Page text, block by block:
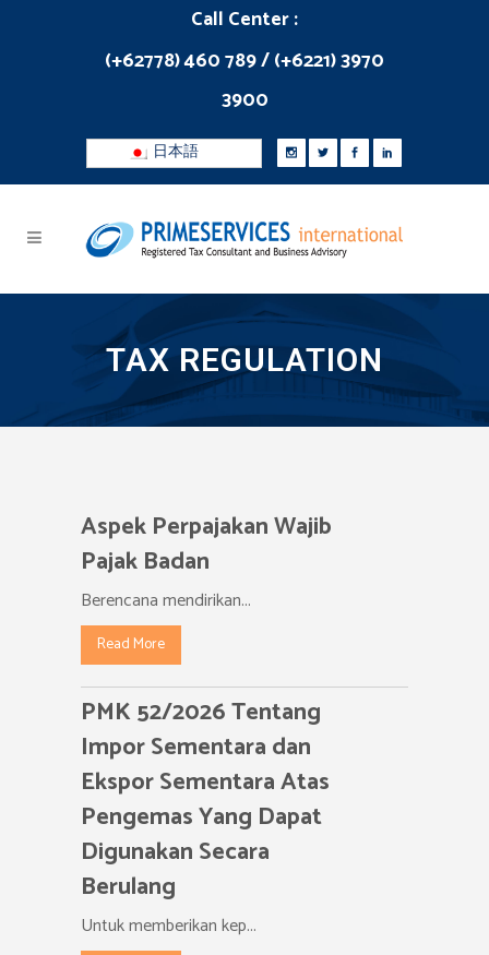
Call Center :
(+62778) 460 789 / (+6221) 3970
3900
日本語
TAX REGULATION
Aspek Perpajakan Wajib
Pajak Badan
Berencana mendirikan...
Read More
PMK 52/2026 Tentang
Impor Sementara dan
Ekspor Sementara Atas
Pengemas Yang Dapat
Digunakan Secara
Berulang
Untuk memberikan kep...